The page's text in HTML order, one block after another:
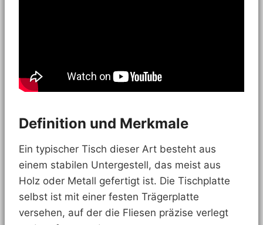
Definition und Merkmale
Ein typischer Tisch dieser Art besteht aus
einem stabilen Untergestell, das meist aus
Holz oder Metall gefertigt ist. Die Tischplatte
selbst ist mit einer festen Trägerplatte
versehen, auf der die Fliesen präzise verlegt